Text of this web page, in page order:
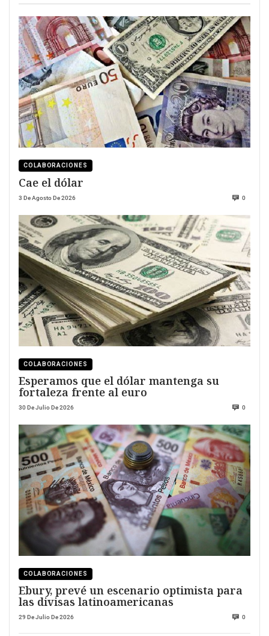
COLABORACIONES
Cae el dólar
3 De Agosto De 2026 0
COLABORACIONES
Esperamos que el dólar mantenga su
fortaleza frente al euro
30 De Julio De 2026 0
COLABORACIONES
Ebury, prevé un escenario optimista para
las divisas latinoamericanas
29 De Julio De 2026 0